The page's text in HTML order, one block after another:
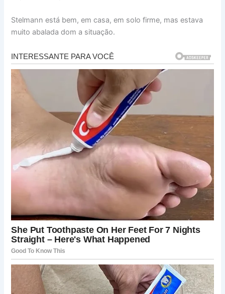
Stelmann está bem, em casa, em solo firme, mas estava
muito abalada dom a situação.